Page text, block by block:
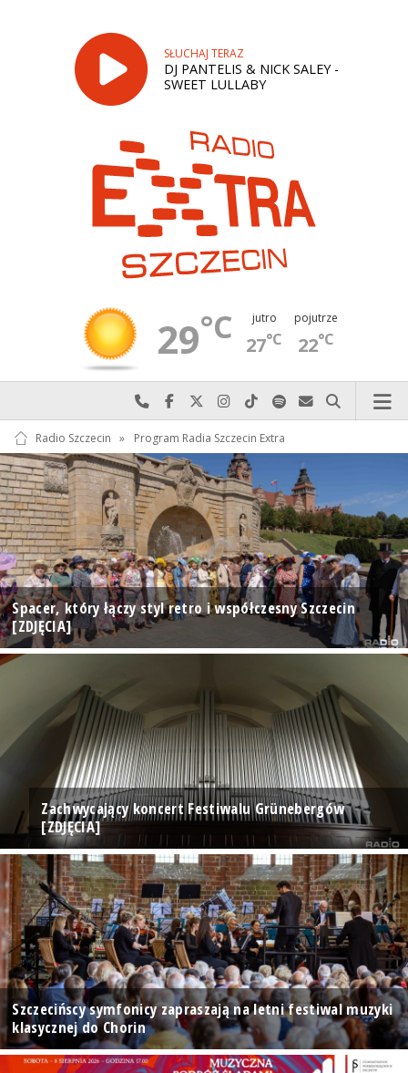
SŁUCHAJ TERAZ
DJ PANTELIS & NICK SALEY -
SWEET LULLABY
29°C jutro
27°C
pojutrze
22°C
Najlepiej po prostu do nas zadzwoń
Odwiedź nas na Facebook-u
Odwiedź nas na X
Odwiedź nas na Instagram-ie
Odwiedź nas na TikTok-u
Szukaj nas na Spotify
Wyślij do nas
Szukaj
Radio Szczecin » Program Radia Szczecin Extra
Spacer, który łączy styl retro i współczesny Szczecin
[ZDJĘCIA]
Zachwycający koncert Festiwalu Grünebergów
[ZDJĘCIA]
Szczecińscy symfonicy zapraszają na letni festiwal muzyki
klasycznej do Chorin